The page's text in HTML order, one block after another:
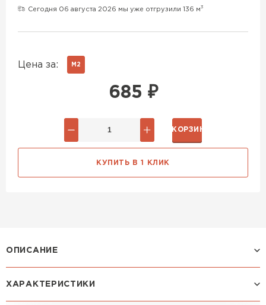
Сегодня 06 августа 2026 мы уже отгрузили 136 м3
Цена за: М2
685 ₽
В КОРЗИНУ
КУПИТЬ В 1 КЛИК
ОПИСАНИЕ
Профиль ЛАМОНТЕРРА:
ХАРАКТЕРИСТИКИ